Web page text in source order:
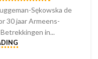
Sękowska de
30 jaar Armeens-
in...